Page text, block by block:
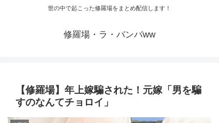
世の中で起こった修羅場をまとめ配信します！
修羅場・ラ・バンバww
【修羅場】年上嫁騙された！元嫁「男を騙
すのなんてチョロイ」